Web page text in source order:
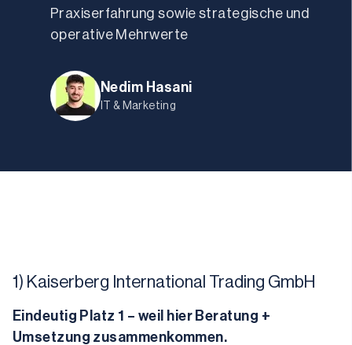
Praxiserfahrung sowie strategische und
operative Mehrwerte
Nedim Hasani
IT & Marketing
1) Kaiserberg International Trading GmbH
Eindeutig Platz 1 – weil hier Beratung +
Umsetzung zusammenkommen.